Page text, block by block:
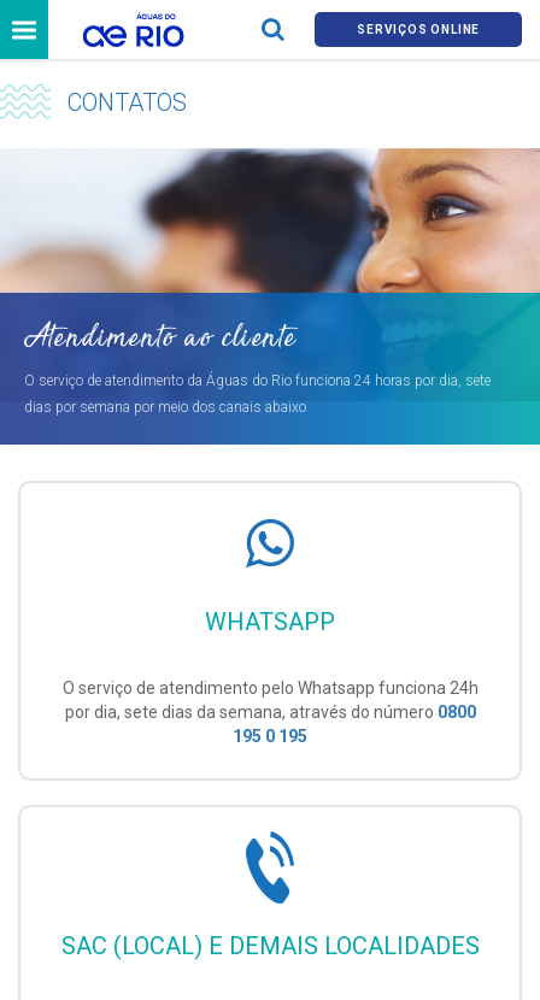
SERVIÇOS ONLINE
CONTATOS
Atendimento ao cliente
O serviço de atendimento da Águas do Rio funciona 24 horas por dia, sete
dias por semana por meio dos canais abaixo
WHATSAPP
O serviço de atendimento pelo Whatsapp funciona 24h
por dia, sete dias da semana, através do número 0800
195 0 195
SAC (LOCAL) E DEMAIS LOCALIDADES